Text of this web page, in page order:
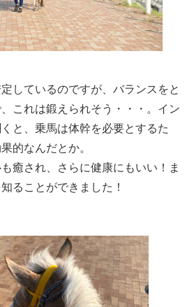
しているのですが、バランスをと
これは鍛えられそう・・・。イン
と、乗馬は体幹を必要とするた
的なんだとか。
癒され、さらに健康にもいい！ま
ることができました！